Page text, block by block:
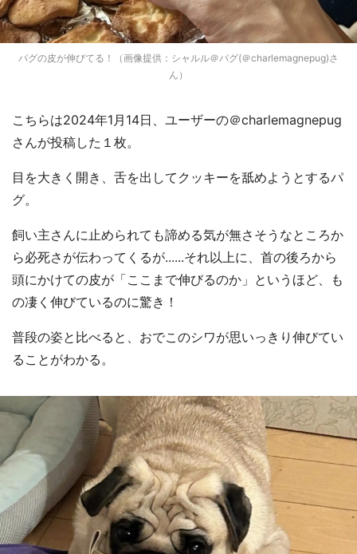
パグの皮が伸びてる！（画像提供：シャルル＠パグ(＠charlemagnepug)さ
ん）
こちらは2024年1月14日、ユーザーの＠charlemagnepug
さんが投稿した１枚。
目を大きく開き、舌を出してクッキーを舐めようとするパ
グ。
飼い主さんに止められても諦める気が無さそうなところか
ら必死さが伝わってくるが......それ以上に、首の後ろから
頭にかけての皮が「ここまで伸びるのか」というほど、も
の凄く伸びているのに驚き！
普段の姿と比べると、おでこのシワが思いっきり伸びてい
ることがわかる。